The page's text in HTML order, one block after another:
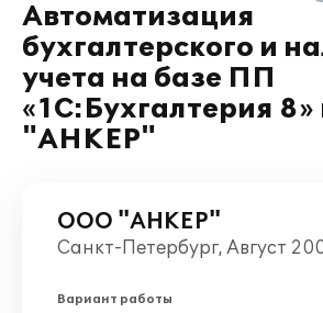
Автоматизация
бухгалтерского и
учета на базе ПП
«1С:Бухгалтерия
"АНКЕР"
ООО "АНКЕР"
Санкт-Петербург, Август
Вариант работы